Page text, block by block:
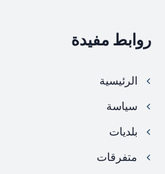
روابط مفيدة
الرئيسية
سياسة
بلديات
متفرقات